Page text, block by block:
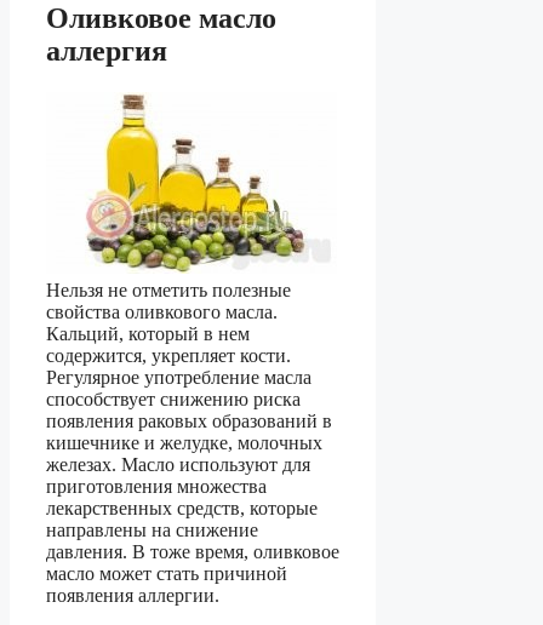
Оливковое масло
аллергия
Нельзя не отметить полезные
свойства оливкового масла.
Кальций, который в нем
содержится, укрепляет кости.
Регулярное употребление масла
способствует снижению риска
появления раковых образований в
кишечнике и желудке, молочных
железах. Масло используют для
приготовления множества
лекарственных средств, которые
направлены на снижение
давления. В тоже время, оливковое
масло может стать причиной
появления аллергии.